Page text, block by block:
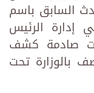
السابق باسم
إدارة الرئيس
صادمة كشف
بالوزارة تحت